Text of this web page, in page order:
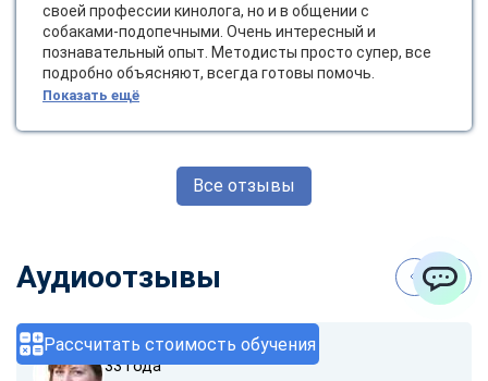
Рассчитать стоимость обучения
своей профессии кинолога, но и в общении с
собаками-подопечными. Очень интересный и
познавательный опыт. Методисты просто супер, все
подробно объясняют, всегда готовы помочь.
Показать ещё
Все отзывы
Аудиоотзывы
София Карпова
33 года